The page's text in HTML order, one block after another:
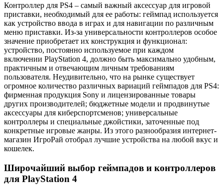
Контроллер для PS4 – самый важный аксессуар для игровой
приставки, необходимый для ее работы: геймпад используется
как устройство ввода в играх и для навигации по различным
меню приставки. Из-за универсальности контроллеров особое
значение приобретает их конструкция и функционал:
устройство, постоянно используемое при каждом
включении PlayStation 4, должно быть максимально удобным,
практичным и отвечающим личным требованиям
пользователя. Неудивительно, что на рынке существует
огромное количество различных вариаций геймпадов для PS4:
фирменная продукция Sony и лицензированные товары
других производителей; бюджетные модели и продвинутые
аксессуары для киберспортсменов; универсальные
контроллеры и специальные джойстики, заточенные под
конкретные игровые жанры. Из этого разнообразия интернет-
магазин ИгроРай отобрал лучшие устройства на любой вкус и
кошелек.
Широчайший выбор геймпадов и контроллеров
для PlayStation 4